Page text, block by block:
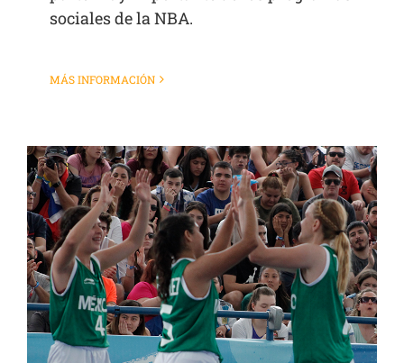
sociales de la NBA.
MÁS INFORMACIÓN